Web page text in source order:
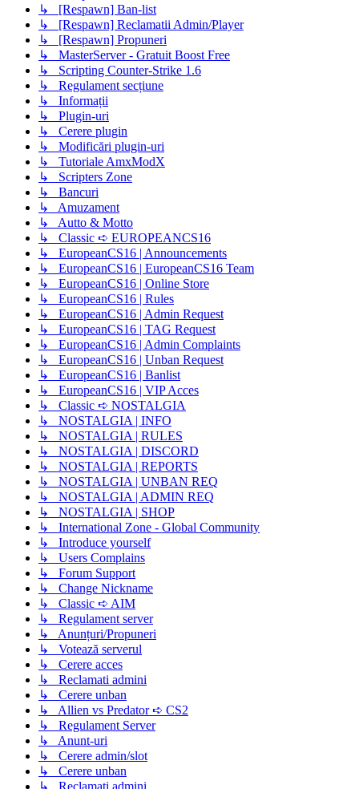
↳ [Respawn] Ban-list
↳ [Respawn] Reclamatii Admin/Player
↳ [Respawn] Propuneri
↳ MasterServer - Gratuit Boost Free
↳ Scripting Counter-Strike 1.6
↳ Regulament secțiune
↳ Informații
↳ Plugin-uri
↳ Cerere plugin
↳ Modificări plugin-uri
↳ Tutoriale AmxModX
↳ Scripters Zone
↳ Bancuri
↳ Amuzament
↳ Autto & Motto
↳ Classic ➪ EUROPEANCS16
↳ EuropeanCS16 | Announcements
↳ EuropeanCS16 | EuropeanCS16 Team
↳ EuropeanCS16 | Online Store
↳ EuropeanCS16 | Rules
↳ EuropeanCS16 | Admin Request
↳ EuropeanCS16 | TAG Request
↳ EuropeanCS16 | Admin Complaints
↳ EuropeanCS16 | Unban Request
↳ EuropeanCS16 | Banlist
↳ EuropeanCS16 | VIP Acces
↳ Classic ➪ NOSTALGIA
↳ NOSTALGIA | INFO
↳ NOSTALGIA | RULES
↳ NOSTALGIA | DISCORD
↳ NOSTALGIA | REPORTS
↳ NOSTALGIA | UNBAN REQ
↳ NOSTALGIA | ADMIN REQ
↳ NOSTALGIA | SHOP
↳ International Zone - Global Community
↳ Introduce yourself
↳ Users Complains
↳ Forum Support
↳ Change Nickname
↳ Classic ➪ AIM
↳ Regulament server
↳ Anunțuri/Propuneri
↳ Votează serverul
↳ Cerere acces
↳ Reclamati admini
↳ Cerere unban
↳ Allien vs Predator ➪ CS2
↳ Regulament Server
↳ Anunt-uri
↳ Cerere admin/slot
↳ Cerere unban
↳ Reclamati admini